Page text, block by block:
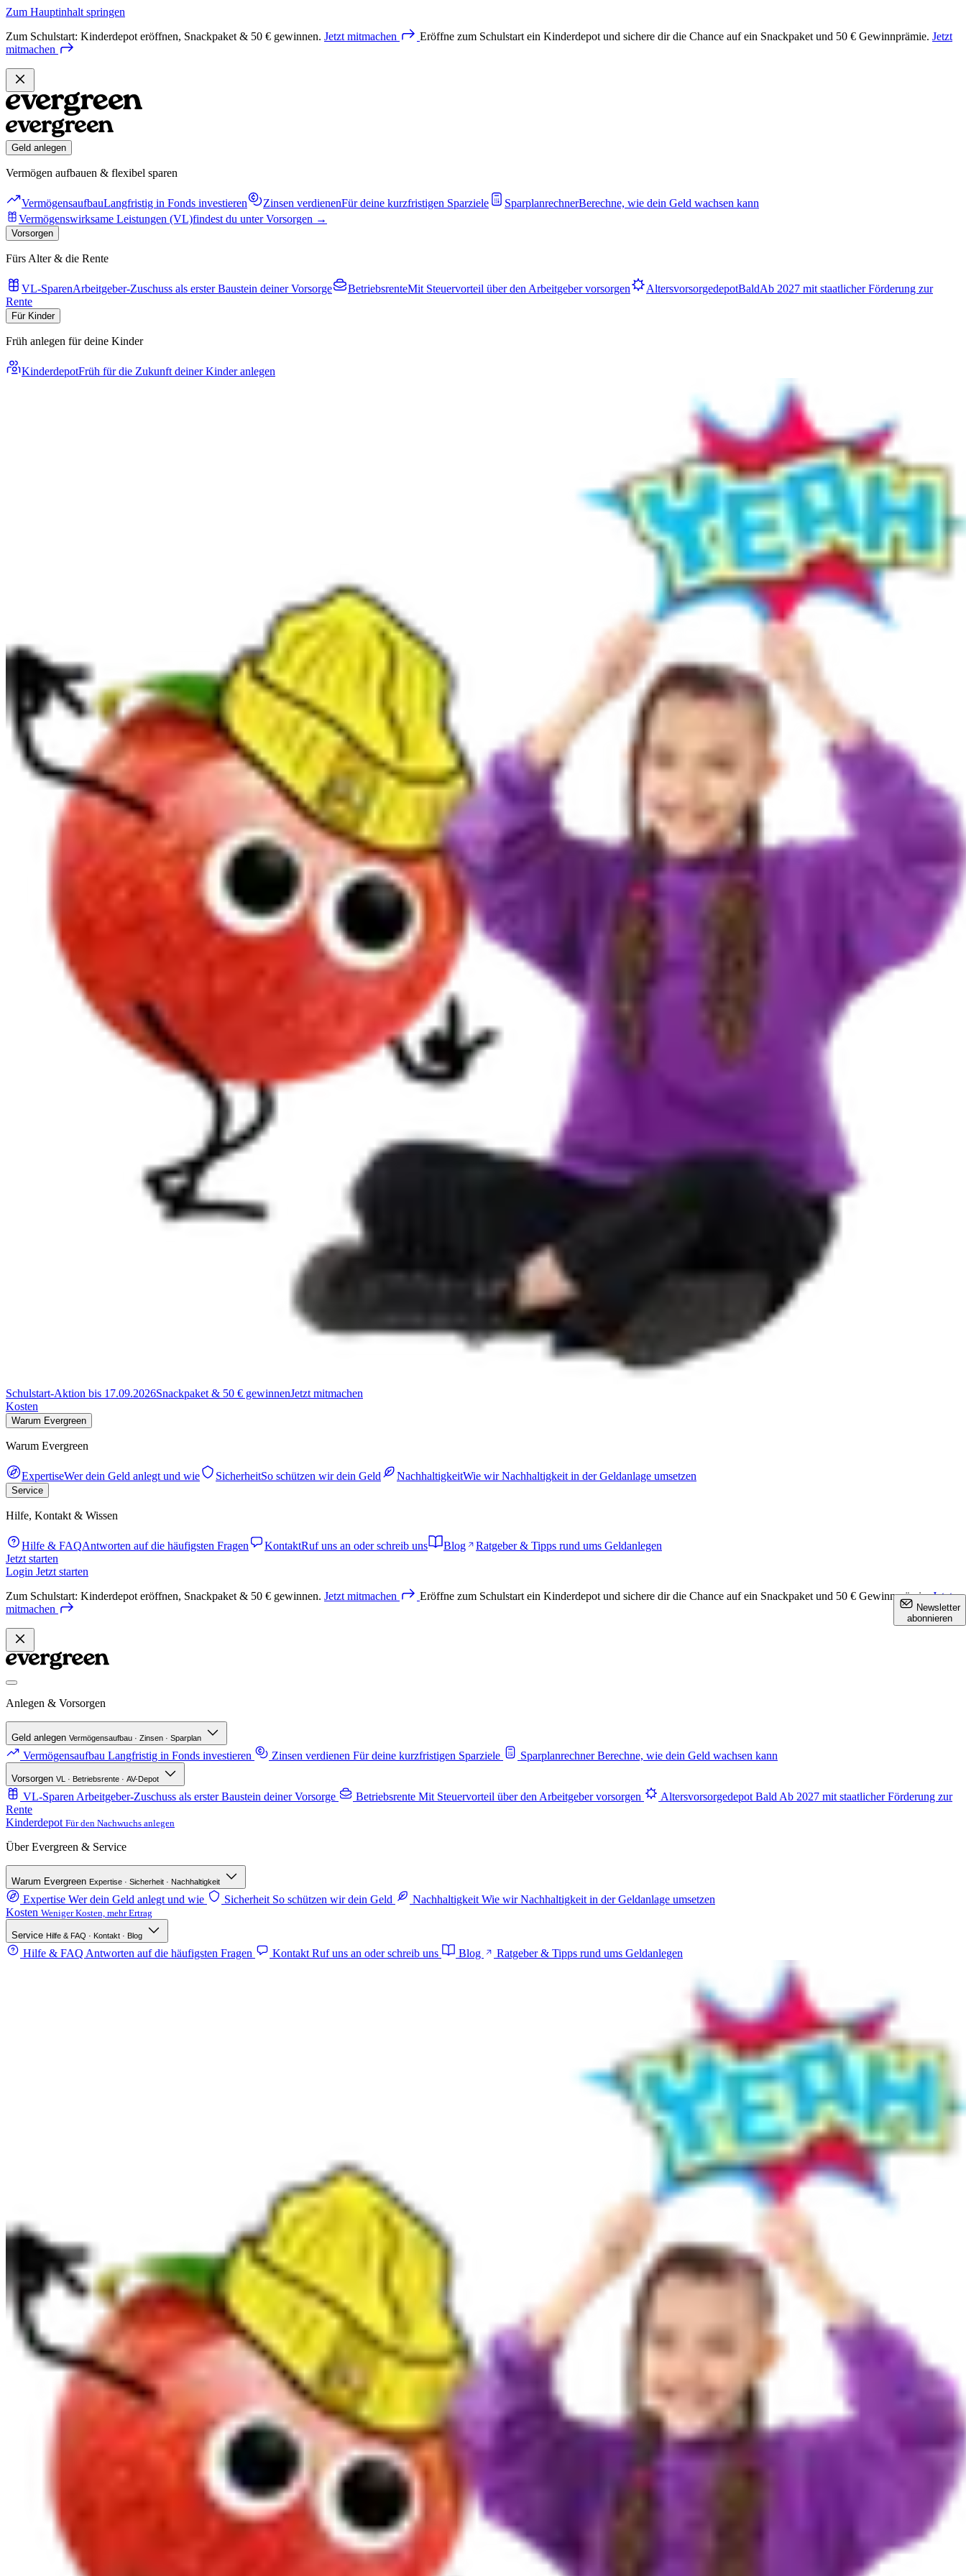
Zum Hauptinhalt springen
Zum Schulstart: Kinderdepot eröffnen, Snackpaket & 50 € gewinnen. Jetzt mitmachen Eröffne zum Schulstart ein Kinderdepot und sichere dir die Chance auf ein Snackpaket und 50 € Gewinnprämie. Jetzt
mitmachen
Geld anlegen
Vermögen aufbauen & flexibel sparen
VermögensaufbauLangfristig in Fonds investieren Zinsen verdienenFür deine kurzfristigen Sparziele SparplanrechnerBerechne, wie dein Geld wachsen kann
Vermögenswirksame Leistungen (VL)findest du unter Vorsorgen →
Vorsorgen
Fürs Alter & die Rente
VL-SparenArbeitgeber-Zuschuss als erster Baustein deiner Vorsorge BetriebsrenteMit Steuervorteil über den Arbeitgeber vorsorgen AltersvorsorgedepotBaldAb 2027 mit staatlicher Förderung zur
Rente
Für Kinder
Früh anlegen für deine Kinder
KinderdepotFrüh für die Zukunft deiner Kinder anlegen
Schulstart-Aktion bis 17.09.2026Snackpaket & 50 € gewinnenJetzt mitmachen
Kosten
Warum Evergreen
Warum Evergreen
ExpertiseWer dein Geld anlegt und wie SicherheitSo schützen wir dein Geld NachhaltigkeitWie wir Nachhaltigkeit in der Geldanlage umsetzen
Service
Hilfe, Kontakt & Wissen
Hilfe & FAQAntworten auf die häufigsten Fragen KontaktRuf uns an oder schreib uns Blog
Ratgeber & Tipps rund ums Geldanlegen
Jetzt starten
Login Jetzt starten
Zum Schulstart: Kinderdepot eröffnen, Snackpaket & 50 € gewinnen. Jetzt mitmachen Eröffne zum Schulstart ein Kinderdepot und sichere dir die Chance auf ein Snackpaket und 50 € Gewinnprämie. Jetzt
mitmachen
Anlegen & Vorsorgen
Geld anlegen Vermögensaufbau · Zinsen · Sparplan
Vermögensaufbau Langfristig in Fonds investieren Zinsen verdienen Für deine kurzfristigen Sparziele SparplanrechnerBerechne, wie dein Geld wachsen kann
Vorsorgen VL · Betriebsrente · AV-Depot
VL-Sparen Arbeitgeber-Zuschuss als erster Baustein deiner Vorsorge Betriebsrente Mit Steuervorteil über den Arbeitgeber vorsorgen Altersvorsorgedepot Bald Ab 2027 mit staatlicher Förderung zur
Rente
Kinderdepot Für den Nachwuchs anlegen
Über Evergreen & Service
Warum Evergreen Expertise · Sicherheit · Nachhaltigkeit
Expertise Wer dein Geld anlegt und wie Sicherheit So schützen wir dein Geld Nachhaltigkeit Wie wir Nachhaltigkeit in der Geldanlage umsetzen
Kosten Weniger Kosten, mehr Ertrag
Service Hilfe & FAQ · Kontakt · Blog
Hilfe & FAQ Antworten auf die häufigsten Fragen Kontakt Ruf uns an oder schreib uns Blog Ratgeber & Tipps rund ums Geldanlegen
Newsletter
abonnieren
×